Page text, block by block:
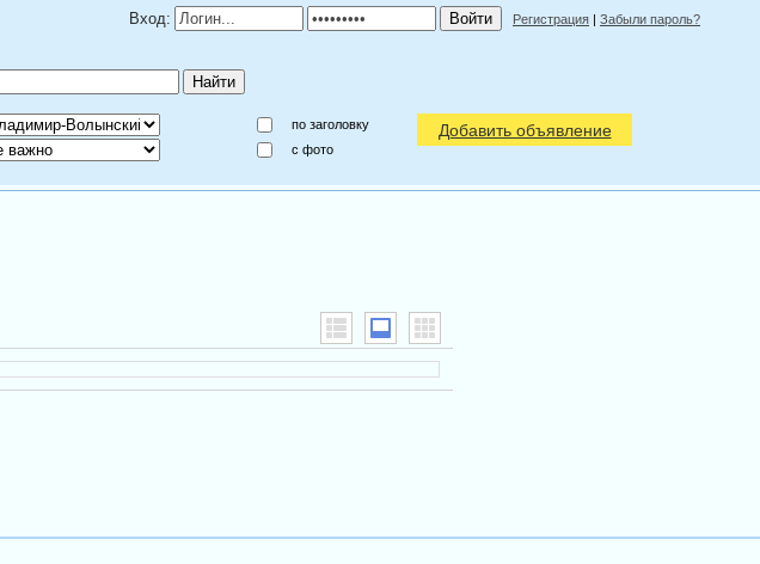
Вход: Регистрация | Забыли пароль?
по заголовку
c фото
Добавить объявление